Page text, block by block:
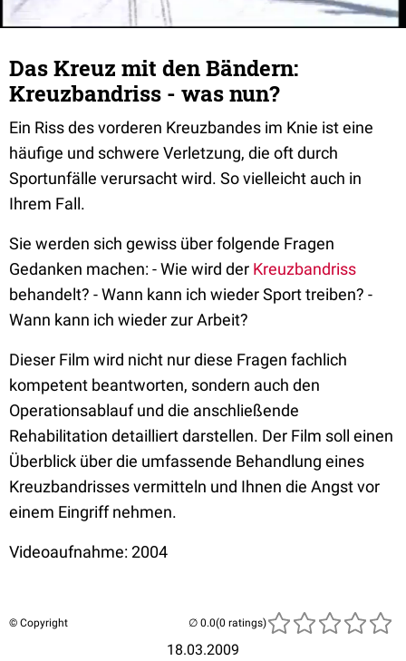
Das Kreuz mit den Bändern:
Kreuzbandriss - was nun?
Ein Riss des vorderen Kreuzbandes im Knie ist eine
häufige und schwere Verletzung, die oft durch
Sportunfälle verursacht wird. So vielleicht auch in
Ihrem Fall.
Sie werden sich gewiss über folgende Fragen
Gedanken machen: - Wie wird der Kreuzbandriss
behandelt? - Wann kann ich wieder Sport treiben? -
Wann kann ich wieder zur Arbeit?
Dieser Film wird nicht nur diese Fragen fachlich
kompetent beantworten, sondern auch den
Operationsablauf und die anschließende
Rehabilitation detailliert darstellen. Der Film soll einen
Überblick über die umfassende Behandlung eines
Kreuzbandrisses vermitteln und Ihnen die Angst vor
einem Eingriff nehmen.
Videoaufnahme: 2004
© Copyright
18.03.2009
(0 ratings)